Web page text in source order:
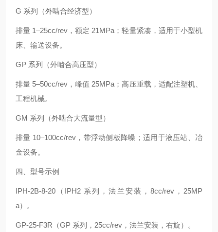
G 系列（外啮合经济型）
排量 1–25cc/rev，额定 21MPa；轻量紧凑，适用于小型机
床、输送设备。
GP 系列（外啮合高压型）
排量 5–50cc/rev，峰值 25MPa；高压重载，适配注塑机、
工程机械。
GM 系列（外啮合大流量型）
排量 10–100cc/rev，带浮动侧板降噪；适用于液压站、冶
金设备。
四、型号示例
IPH-2B-8-20（IPH2 系列，法兰安装，8cc/rev，25MP
a）。
GP-25-F3R（GP 系列，25cc/rev，法兰安装，右旋）。